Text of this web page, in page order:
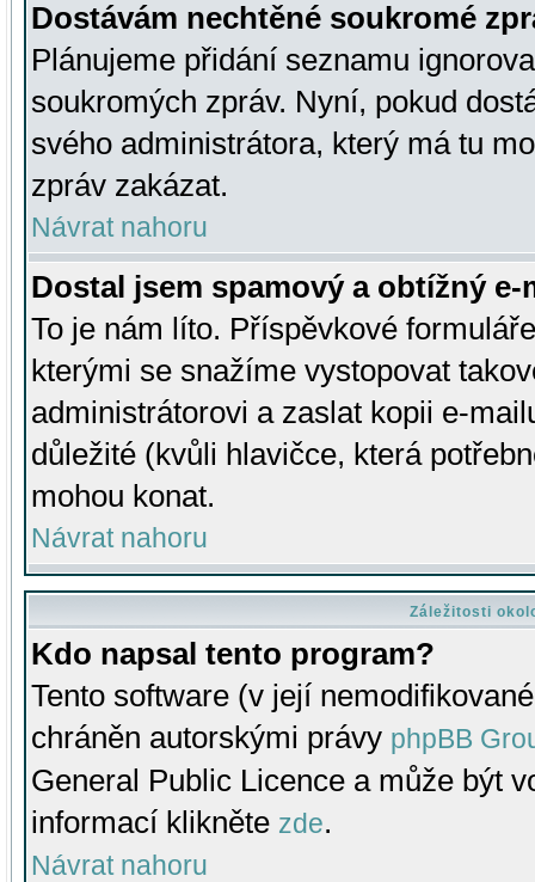
Dostávám nechtěné soukromé
Plánujeme přidání seznamu
soukromých zpráv. Nyní, pokud
svého administrátora, který má tu
zpráv zakázat.
Návrat nahoru
Dostal jsem spamový a obtížný
To je nám líto. Příspěvkové
kterými se snažíme vystopovat
administrátorovi a zaslat kopii e-
důležité (kvůli hlavičce, která
mohou konat.
Návrat nahoru
Záležitosti
Kdo napsal tento program?
Tento software (v její
chráněn autorskými právy phpBB
General Public Licence a může být
informací klikněte zde.
Návrat nahoru